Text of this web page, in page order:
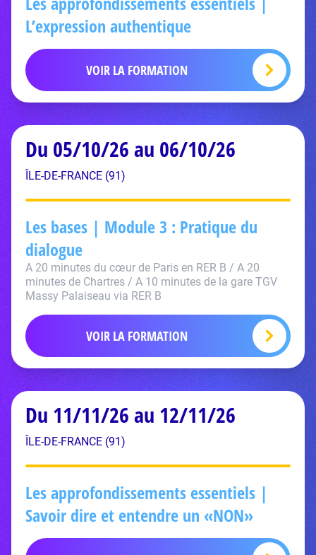
L’expression authentique
VOIR LA FORMATION
Du 05/10/26 au 06/10/26
ÎLE-DE-FRANCE (91)
Les bases | Module 3 : Pratique du
dialogue
A 20 minutes du cœur de Paris en RER B / A 20
minutes de Chartres / A 10 minutes de la gare TGV
Massy Palaiseau via RER B
VOIR LA FORMATION
Du 11/11/26 au 12/11/26
ÎLE-DE-FRANCE (91)
Les approfondissements essentiels |
Savoir dire et entendre un «NON»